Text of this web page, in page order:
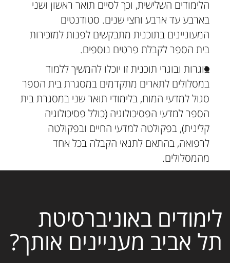
הלימודים השלישית, וכך לסיים תואר ראשון ושני
בארבע עד ארבע וחצי שנים. סטודנטים
המעוניינים בתוכנית מתבקשים לפנות למזכירות
בית הספר לקבלת פרטים נוספים.
בוגרות ובוגרי תוכנית זו יוכלו להמשיך ללמוד
במסלולים לתארים מתקדמים במסגרת בית הספר
סגול למדעי המוח, בלימודי תואר שני במסגרת בית
הספר למדעי הפסיכולוגיה (כולל פסיכולוגיה
קלינית), בפקולטה למדעי החיים ובפקולטה
לרפואה, בהתאם לתנאי הקבלה בכל אחד
מהמסלולים.
לימודים באוניברסיטת
תל אביב מעניינים אותך?